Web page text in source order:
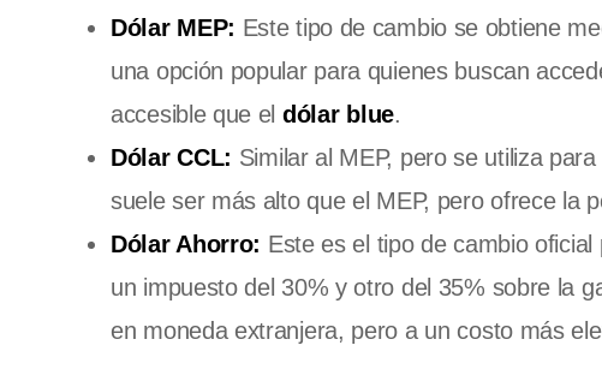
Dólar MEP: Este tipo de cambio se obtiene
una opción popular para quienes buscan
accesible que el dólar blue.
Dólar CCL: Similar al MEP, pero se utiliza
suele ser más alto que el MEP, pero ofrece la
Dólar Ahorro: Este es el tipo de cambio
un impuesto del 30% y otro del 35% sobre la
en moneda extranjera, pero a un costo más